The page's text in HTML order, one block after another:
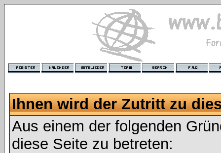
Ihnen wird der Zutritt zu
Aus einem der folgenden
diese Seite zu betreten: